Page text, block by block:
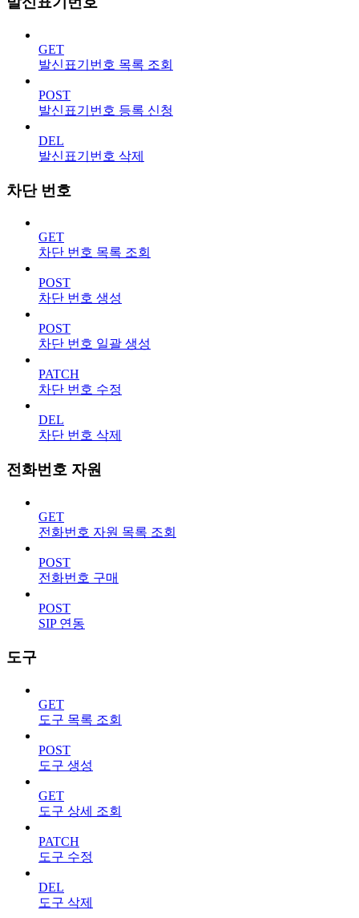
GET
발신표기번호 목록 조회
POST
발신표기번호 등록 신청
DEL
발신표기번호 삭제
차단 번호
GET
차단 번호 목록 조회
POST
차단 번호 생성
POST
차단 번호 일괄 생성
PATCH
차단 번호 수정
DEL
차단 번호 삭제
전화번호 자원
GET
전화번호 자원 목록 조회
POST
전화번호 구매
POST
SIP 연동
도구
GET
도구 목록 조회
POST
도구 생성
GET
도구 상세 조회
PATCH
도구 수정
DEL
도구 삭제